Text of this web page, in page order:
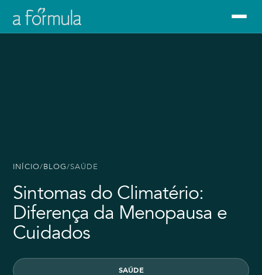
INÍCIO/BLOG/SAÚDE
Sintomas do Climatério:
Diferença da Menopausa e
Cuidados
SAÚDE